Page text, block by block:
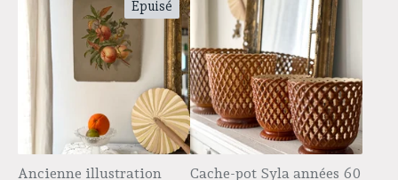
Épuisé
Ancienne illustration Cache-pot Syla années 60